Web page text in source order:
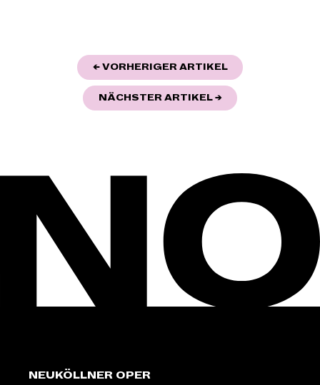
BEITRAGSNAVIGATION
← VORHERIGER ARTIKEL
NÄCHSTER ARTIKEL"AB SOFORT IN
→
NEUKÖLLNER OPER